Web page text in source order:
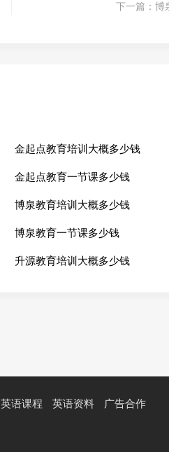
下一篇： 博
金起点教育培训大概多少钱
金起点教育一节课多少钱
博泉教育培训大概多少钱
博泉教育一节课多少钱
升源教育培训大概多少钱
英语课程 英语资料 广告合作